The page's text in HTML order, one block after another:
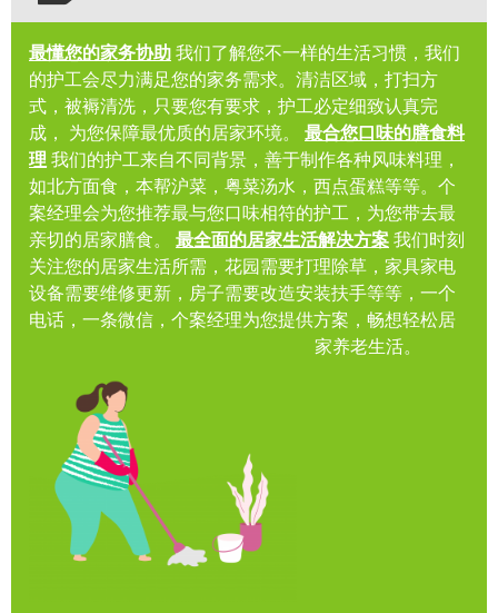
最懂您的家务协助我们了解您不一样的生活习惯，我们
的护工会尽力满足您的家务需求。清洁区域，打扫方
式，被褥清洗，只要您有要求，护工必定细致认真完
成， 为您保障最优质的居家环境。
最合您口味的膳食料
理我们的护工来自不同背景，善于制作各种风味料理，
如北方面食，本帮沪菜，粤菜汤水，西点蛋糕等等。个
案经理会为您推荐最与您口味相符的护工，为您带去最
亲切的居家膳食。
最全面的居家生活解决方案我们时刻
关注您的居家生活所需，花园需要打理除草，家具家电
设备需要维修更新，房子需要改造安装扶手等等，一个
电话，一条微信，个案经理为您提供方案，畅想轻松居
家养老生活。